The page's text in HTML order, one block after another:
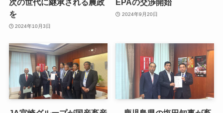
次の世代に継承される農政
を
2024年10月3日
EPAの交渉開始
2024年9月20日